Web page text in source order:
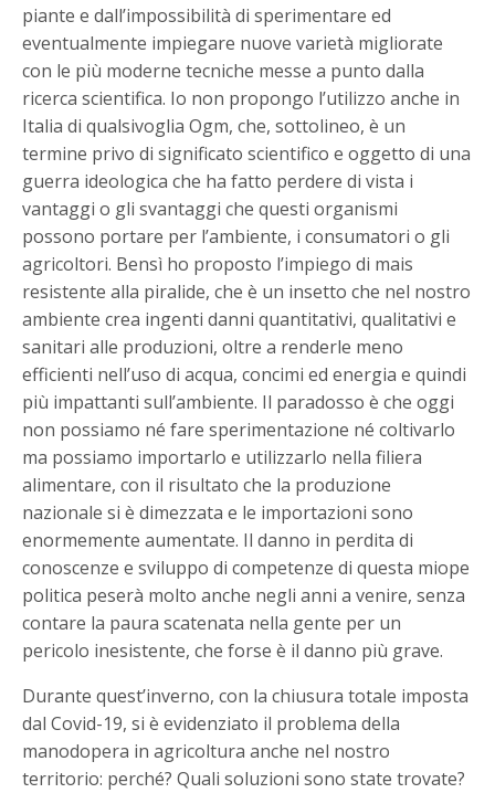
piante e dall’impossibilità di sperimentare ed
eventualmente impiegare nuove varietà migliorate
con le più moderne tecniche messe a punto dalla
ricerca scientifica. Io non propongo l’utilizzo anche in
Italia di qualsivoglia Ogm, che, sottolineo, è un
termine privo di significato scientifico e oggetto di una
guerra ideologica che ha fatto perdere di vista i
vantaggi o gli svantaggi che questi organismi
possono portare per l’ambiente, i consumatori o gli
agricoltori. Bensì ho proposto l’impiego di mais
resistente alla piralide, che è un insetto che nel nostro
ambiente crea ingenti danni quantitativi, qualitativi e
sanitari alle produzioni, oltre a renderle meno
efficienti nell’uso di acqua, concimi ed energia e quindi
più impattanti sull’ambiente. Il paradosso è che oggi
non possiamo né fare sperimentazione né coltivarlo
ma possiamo importarlo e utilizzarlo nella filiera
alimentare, con il risultato che la produzione
nazionale si è dimezzata e le importazioni sono
enormemente aumentate. Il danno in perdita di
conoscenze e sviluppo di competenze di questa miope
politica peserà molto anche negli anni a venire, senza
contare la paura scatenata nella gente per un
pericolo inesistente, che forse è il danno più grave.
Durante quest’inverno, con la chiusura totale imposta
dal Covid-19, si è evidenziato il problema della
manodopera in agricoltura anche nel nostro
territorio: perché? Quali soluzioni sono state trovate?